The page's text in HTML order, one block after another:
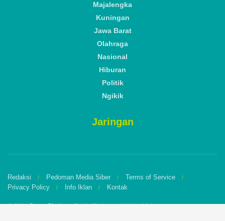
Majalengka
Kuningan
Jawa Barat
Olahraga
Nasional
Hiburan
Politik
Ngikik
Jaringan
Redaksi Pedoman Media Siber
Terms of Service
Privacy Policy
Info Iklan Kontak
© 2024Suara Cirebon- Berita Cirebon terkini hari ini.